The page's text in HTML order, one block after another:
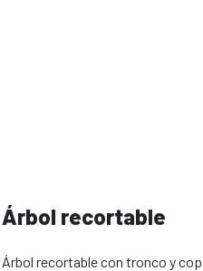
Árbol recortable
Árbol recortable con tronco y